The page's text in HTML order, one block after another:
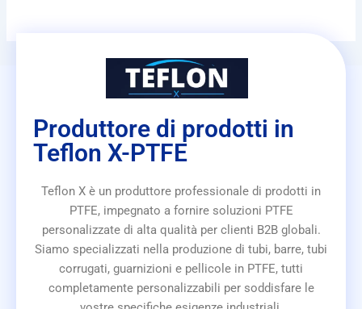
Produttore di prodotti in
Teflon X-PTFE
Teflon X è un produttore professionale di prodotti in
PTFE, impegnato a fornire soluzioni PTFE
personalizzate di alta qualità per clienti B2B globali.
Siamo specializzati nella produzione di tubi, barre, tubi
corrugati, guarnizioni e pellicole in PTFE, tutti
completamente personalizzabili per soddisfare le